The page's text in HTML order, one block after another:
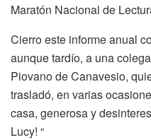
Maratón Nacional de
Cierro este informe anual
aunque tardío, a una
Piovano de Canavesio,
trasladó, en varias
casa, generosa y
Lucy! “